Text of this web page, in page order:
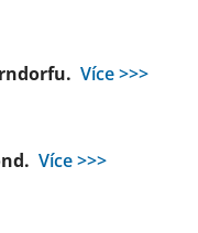
Více >>>
Více >>>